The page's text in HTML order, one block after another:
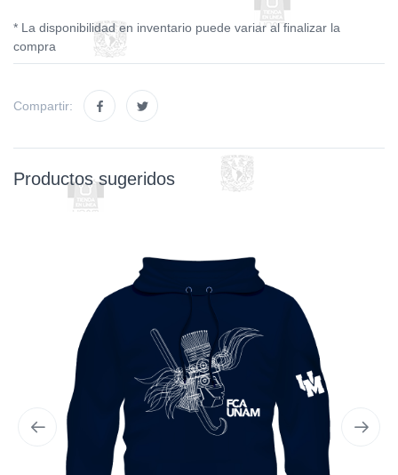
* La disponibilidad en inventario puede variar al finalizar la
compra
Compartir:
Productos sugeridos